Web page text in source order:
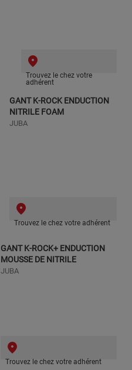
Trouvez le chez votre
adhérent
GANT K-ROCK ENDUCTION
NITRILE FOAM
JUBA
Trouvez le chez votre adhérent
GANT K-ROCK+ ENDUCTION
MOUSSE DE NITRILE
JUBA
Trouvez le chez votre adhérent